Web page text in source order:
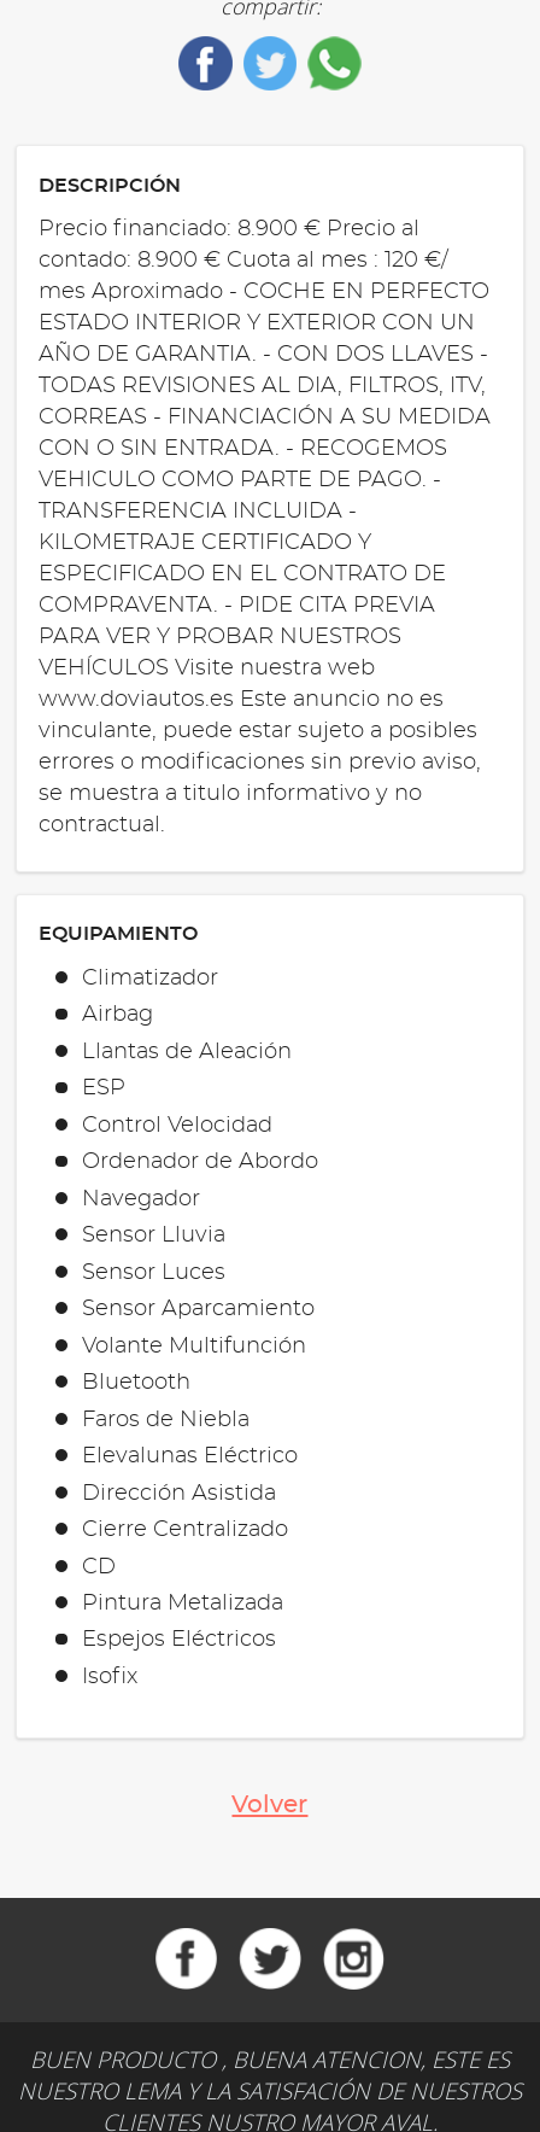
compartir:
DESCRIPCIÓN
Precio financiado: 8.900 € Precio al
contado: 8.900 € Cuota al mes : 120 €/
mes Aproximado - COCHE EN PERFECTO
ESTADO INTERIOR Y EXTERIOR CON UN
AÑO DE GARANTIA. - CON DOS LLAVES -
TODAS REVISIONES AL DIA, FILTROS, ITV,
CORREAS - FINANCIACIÓN A SU MEDIDA
CON O SIN ENTRADA. - RECOGEMOS
VEHICULO COMO PARTE DE PAGO. -
TRANSFERENCIA INCLUIDA -
KILOMETRAJE CERTIFICADO Y
ESPECIFICADO EN EL CONTRATO DE
COMPRAVENTA. - PIDE CITA PREVIA
PARA VER Y PROBAR NUESTROS
VEHÍCULOS Visite nuestra web
www.doviautos.es Este anuncio no es
vinculante, puede estar sujeto a posibles
errores o modificaciones sin previo aviso,
se muestra a titulo informativo y no
contractual.
EQUIPAMIENTO
Climatizador
Airbag
Llantas de Aleación
ESP
Control Velocidad
Ordenador de Abordo
Navegador
Sensor Lluvia
Sensor Luces
Sensor Aparcamiento
Volante Multifunción
Bluetooth
Faros de Niebla
Elevalunas Eléctrico
Dirección Asistida
Cierre Centralizado
CD
Pintura Metalizada
Espejos Eléctricos
Isofix
Volver
BUEN PRODUCTO , BUENA ATENCION, ESTE ES
NUESTRO LEMA Y LA SATISFACIÓN DE NUESTROS
CLIENTES NUSTRO MAYOR AVAL.